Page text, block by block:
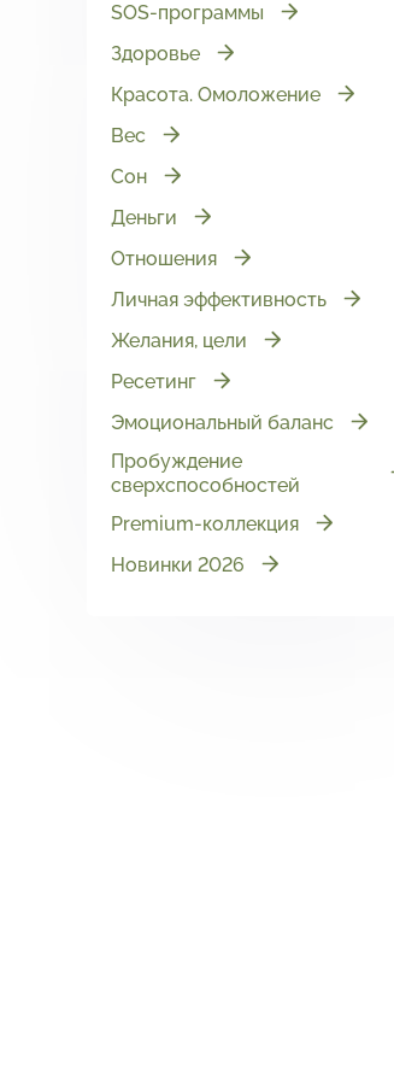
SOS-программы
Здоровье
Красота. Омоложение
Вес
Сон
Деньги
Отношения
Личная эффективность
Желания, цели
Ресетинг
Эмоциональный баланс
Пробуждение
сверхспособностей
Premium-коллекция
Новинки 2026